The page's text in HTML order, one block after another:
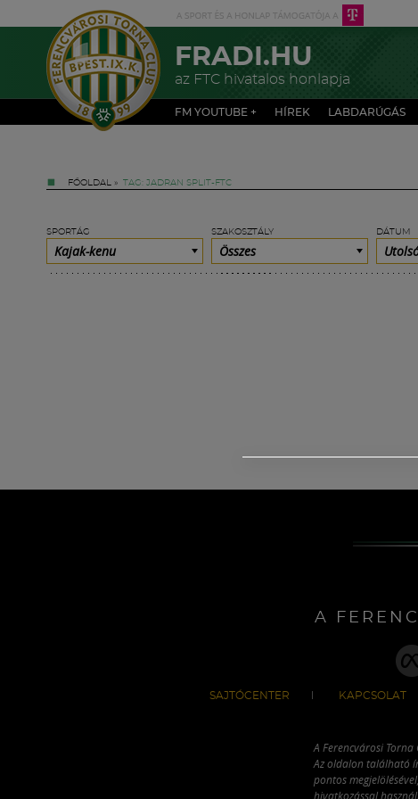
FRADI.HU
az FTC hivatalos honlapja
FM YOUTUBE + HÍREK LABDARÚGÁS
FŐOLDAL » TAG: JADRAN SPLIT-FTC
SPORTÁG
Kajak-kenu
SZAKOSZTÁLY
Összes
DÁTUM
A
SAJTÓCENTER KAPCSOLAT
A Ferencvárosi
Az oldalon található
pontos
hivatkozással